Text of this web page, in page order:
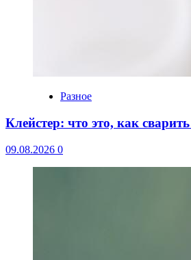
Разное
Клейстер: что это, как
09.08.2026 0